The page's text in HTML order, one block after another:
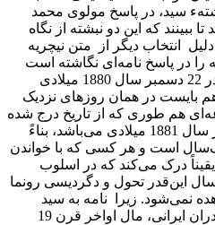
سید، در پاسخ مولوی محمد
ببینند که این دو نبشته از نگاه
انتخاب دیگر از متن نیچریه
را در پاسخ نامه‌ای نگاشته است
که آن بنده خدا، پرسش خود را در 22 دسمبر سال 1880 میلادی
بایست در همان روزهای نزدیک
هم طوری که از تاریخ درج شده
در پایان آن پیدا است 25 دسامبر سال 1881 میلادی می‌باشد، بناءً
است و هر کسی که با خواندن
درک می‌کند که در اسلوب
این‌قدر تحول و دگردیسی رونما
نمی‌شود. زیرا نامه به سید
مستان مراغه‌ای به اصطلاح برادران ایرانی، مال اواخر قرن 19